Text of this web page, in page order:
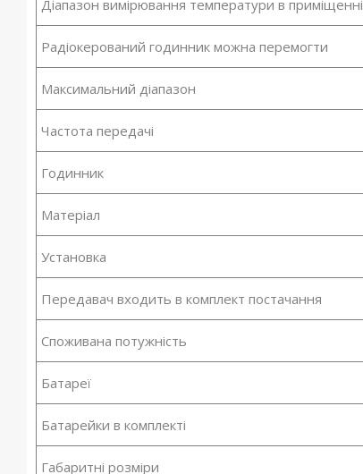
Діапазон вимірювання температури в приміщенні
Радіокерований годинник можна перемогти
Максимальний діапазон
Частота передачі
Годинник
Матеріал
Установка
Передавач входить в комплект постачання
Споживана потужність
Батареї
Батарейки в комплекті
Габаритні розміри